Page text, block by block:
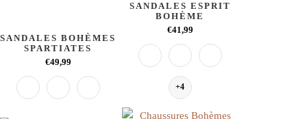
SANDALES BOHÈMES
SPARTIATES
€49,99
SANDALES ESPRIT
BOHÈME
€41,99
+4